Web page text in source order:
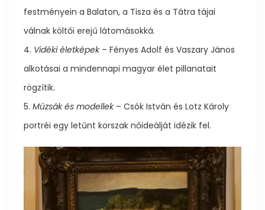
festményein a Balaton, a Tisza és a Tátra tájai
válnak költői erejű látomásokká.
4. Vidéki életképek– Fényes Adolf és Vaszary János
alkotásai a mindennapi magyar élet pillanatait
rögzítik.
5. Múzsák és modellek– Csók István és Lotz Károly
portréi egy letűnt korszak nőideálját idézik fel.